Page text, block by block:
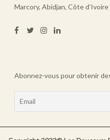
Marcory, Abidjan, Côte d’Ivoire
Abonnez-vous pour obtenir